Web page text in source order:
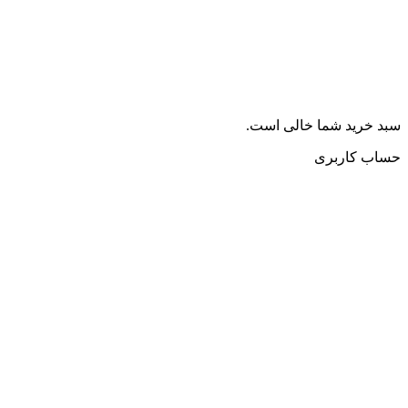
سبد خرید شما خالی است.
حساب کاربری